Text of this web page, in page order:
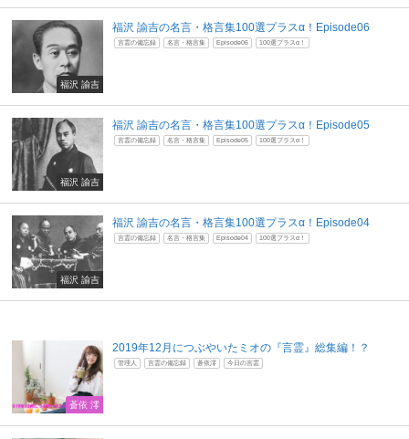
福沢 諭吉
福沢 諭吉の名言・格言集100選プラスα！Episode06
言霊の備忘録 名言・格言集 Episode06 100選プラスα！
福沢 諭吉
福沢 諭吉の名言・格言集100選プラスα！Episode05
言霊の備忘録 名言・格言集 Episode05 100選プラスα！
福沢 諭吉
福沢 諭吉の名言・格言集100選プラスα！Episode04
言霊の備忘録 名言・格言集 Episode04 100選プラスα！
蒼依 澪
2019年12月につぶやいたミオの『言霊』総集編！？
管理人 言霊の備忘録 蒼依澪 今日の言霊